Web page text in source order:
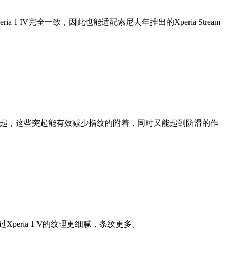
1 IV完全一致，因此也能适配索尼去年推出的Xperia Stream
，这些突起能有效减少指纹的附着，同时又能起到防滑的作
1 V的纹理更细腻，条纹更多。